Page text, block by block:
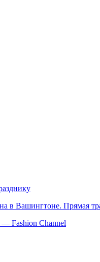
в Вашингтоне. Прямая
Fashion Channel